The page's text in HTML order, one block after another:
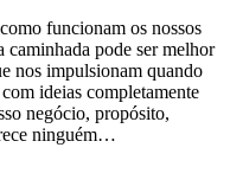
funcionam os nossos
caminhada pode ser melhor
nos impulsionam quando
ideias completamente
negócio, propósito,
ninguém…